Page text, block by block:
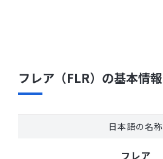
フレア（FLR）の基本情報
日本語の名称
フレア